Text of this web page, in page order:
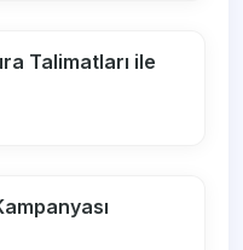
Talimatları ile